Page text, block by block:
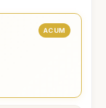
ACUM